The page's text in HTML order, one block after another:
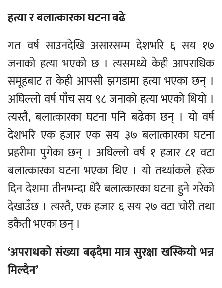
हत्या र बलात्कारका घटना बढे
गत वर्ष साउनदेखि असारसम्म देशभरि ६ सय १७
जनाको हत्या भएको छ । त्यसमध्ये केही आपराधिक
समूहबाट त केही आपसी झगडामा हत्या भएका छन् ।
अघिल्लो वर्ष पाँच सय ९८ जनाको हत्या भएको थियो ।
त्यस्तै, बलात्कारका घटना पनि बढेका छन् । यो वर्ष
देशभरि एक हजार एक सय ३७ बलात्कारका घटना
प्रहरीमा पुगेका छन् । अघिल्लो वर्ष १ हजार ८१ वटा
बलात्कारका घटना भएका थिए । यो तथ्यांकले हरेक
दिन देशमा तीनभन्दा धेरै बलात्कारका घटना हुने गरेको
देखाउँछ । त्यस्तै, एक हजार ६ सय २७ वटा चोरी तथा
डकैती भएका छन् ।
‘अपराधको संख्या बढ्दैमा मात्र सुरक्षा खस्कियो भन्न
मिल्दैन’